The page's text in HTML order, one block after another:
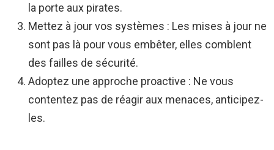
la porte aux pirates.
Mettez à jour vos systèmes : Les mises à jour ne
sont pas là pour vous embêter, elles comblent
des failles de sécurité.
Adoptez une approche proactive : Ne vous
contentez pas de réagir aux menaces, anticipez-
les.